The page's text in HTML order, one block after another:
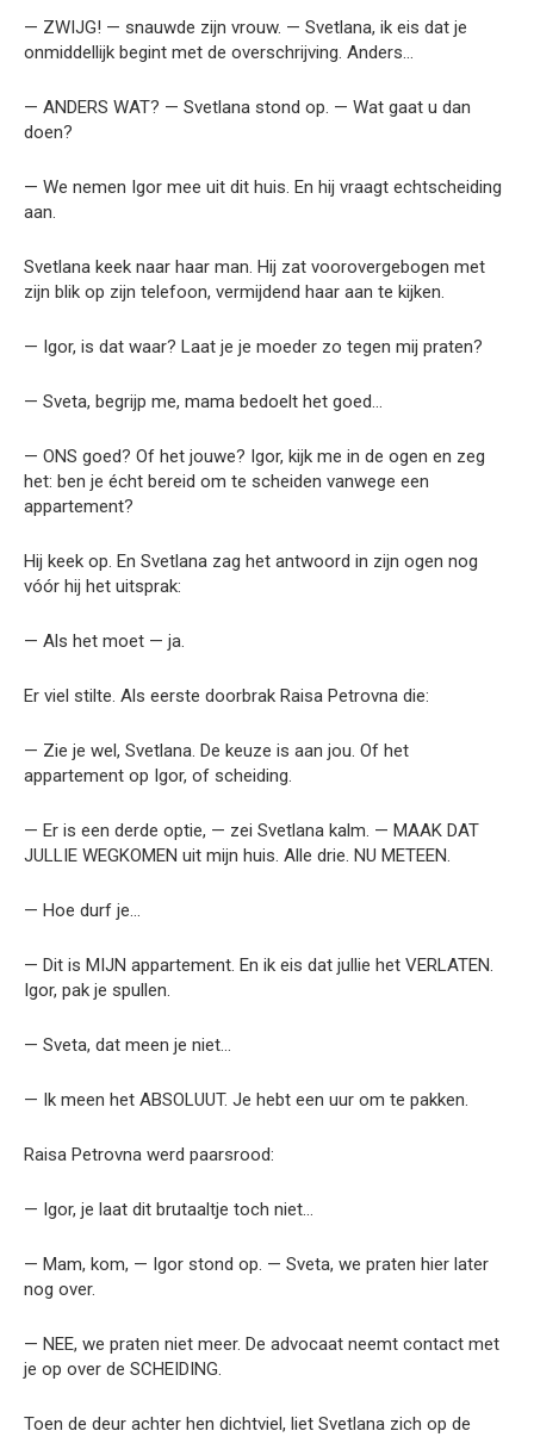
— ZWIJG! — snauwde zijn vrouw. — Svetlana, ik eis dat je
onmiddellijk begint met de overschrijving. Anders…
— ANDERS WAT? — Svetlana stond op. — Wat gaat u dan
doen?
— We nemen Igor mee uit dit huis. En hij vraagt echtscheiding
aan.
Svetlana keek naar haar man. Hij zat voorovergebogen met
zijn blik op zijn telefoon, vermijdend haar aan te kijken.
— Igor, is dat waar? Laat je je moeder zo tegen mij praten?
— Sveta, begrijp me, mama bedoelt het goed…
— ONS goed? Of het jouwe? Igor, kijk me in de ogen en zeg
het: ben je écht bereid om te scheiden vanwege een
appartement?
Hij keek op. En Svetlana zag het antwoord in zijn ogen nog
vóór hij het uitsprak:
— Als het moet — ja.
Er viel stilte. Als eerste doorbrak Raisa Petrovna die:
— Zie je wel, Svetlana. De keuze is aan jou. Of het
appartement op Igor, of scheiding.
— Er is een derde optie, — zei Svetlana kalm. — MAAK DAT
JULLIE WEGKOMEN uit mijn huis. Alle drie. NU METEEN.
— Hoe durf je…
— Dit is MIJN appartement. En ik eis dat jullie het VERLATEN.
Igor, pak je spullen.
— Sveta, dat meen je niet…
— Ik meen het ABSOLUUT. Je hebt een uur om te pakken.
Raisa Petrovna werd paarsrood:
— Igor, je laat dit brutaaltje toch niet…
— Mam, kom, — Igor stond op. — Sveta, we praten hier later
nog over.
— NEE, we praten niet meer. De advocaat neemt contact met
je op over de SCHEIDING.
Toen de deur achter hen dichtviel, liet Svetlana zich op de